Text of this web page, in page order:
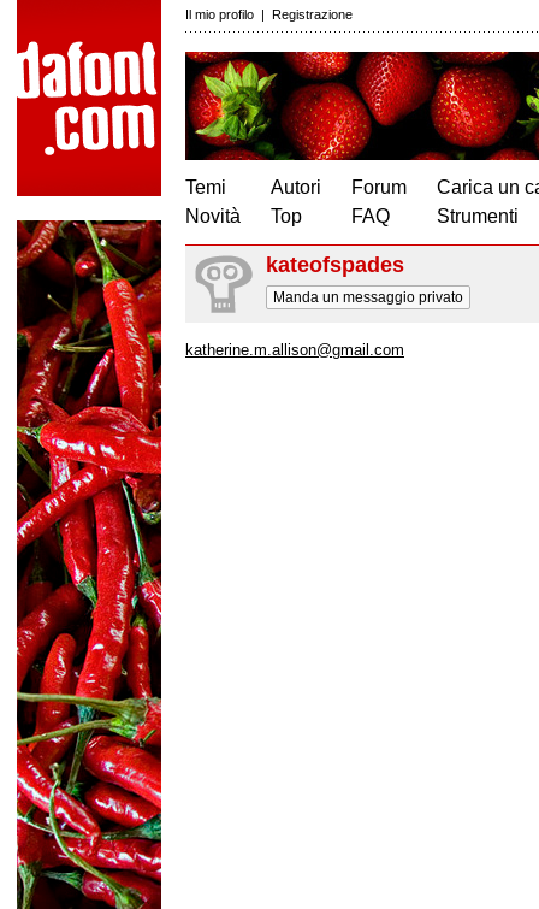
Il mio profilo | Registrazione
Temi
Novità
Autori
Top
Forum
FAQ
Carica un
Strumenti
kateofspades
Manda un messaggio privato
katherine.m.allison@gmail.com